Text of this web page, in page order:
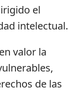
el
intelectual.
valor la
de las